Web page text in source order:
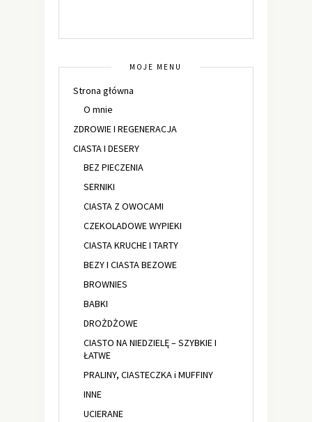
MOJE MENU
Strona główna
O mnie
ZDROWIE I REGENERACJA
CIASTA I DESERY
BEZ PIECZENIA
SERNIKI
CIASTA Z OWOCAMI
CZEKOLADOWE WYPIEKI
CIASTA KRUCHE I TARTY
BEZY I CIASTA BEZOWE
BROWNIES
BABKI
DROŻDŻOWE
CIASTO NA NIEDZIELĘ – SZYBKIE I
ŁATWE
PRALINY, CIASTECZKA i MUFFINY
INNE
UCIERANE